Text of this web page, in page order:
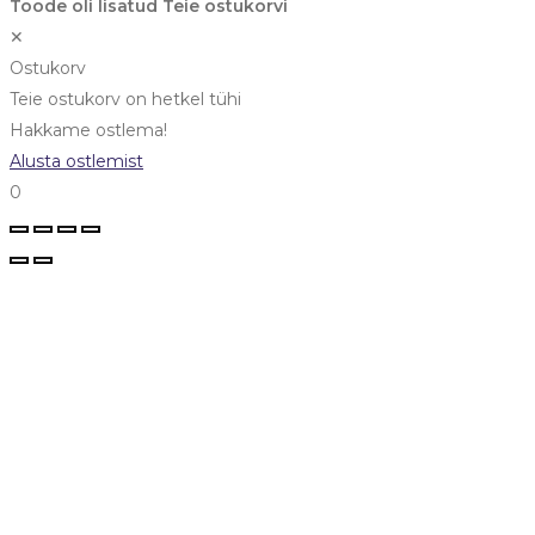
Toode oli lisatud Teie ostukorvi
✕
Ostukorv
Teie ostukorv on hetkel tühi
Hakkame ostlema!
Alusta ostlemist
0